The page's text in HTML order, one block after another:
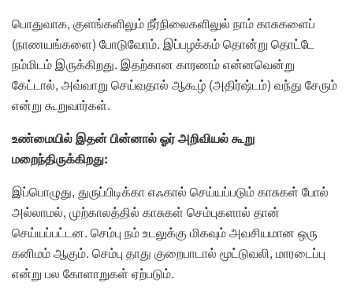
பொதுவாக, குளங்களிலும் நீர்நிலைகளிலுல் நாம் காசுகளைப்
(நாணயங்களை) போடுவோம். இப்பழக்கம் தொன்று தொட்டே
நம்மிடம் இருக்கிறது. இதற்கான காரணம் என்னவென்று
கேட்டால், அவ்வாறு செய்வதால் ஆகூழ் (அதிர்ஷ்டம்) வந்து சேரும்
என்று கூறுவார்கள்.
உண்மையில் இதன் பின்னால் ஓர் அறிவியல் கூறு
மறைந்திருக்கிறது:
இப்பொழுது, துருப்பிடிக்கா எஃகால் செய்யப்படும் காசுகள் போல்
அல்லாமல், முற்காலத்தில் காசுகள் செம்புகளால் தான்
செய்யப்பட்டன. செம்பு நம் உடலுக்கு மிகவும் அவசியமான ஒரு
கனிமம் ஆகும். செம்பு தாது குறைபாடால் மூட்டுவலி, மாரடைப்பு
என்று பல கோளாறுகள் ஏற்படும்.